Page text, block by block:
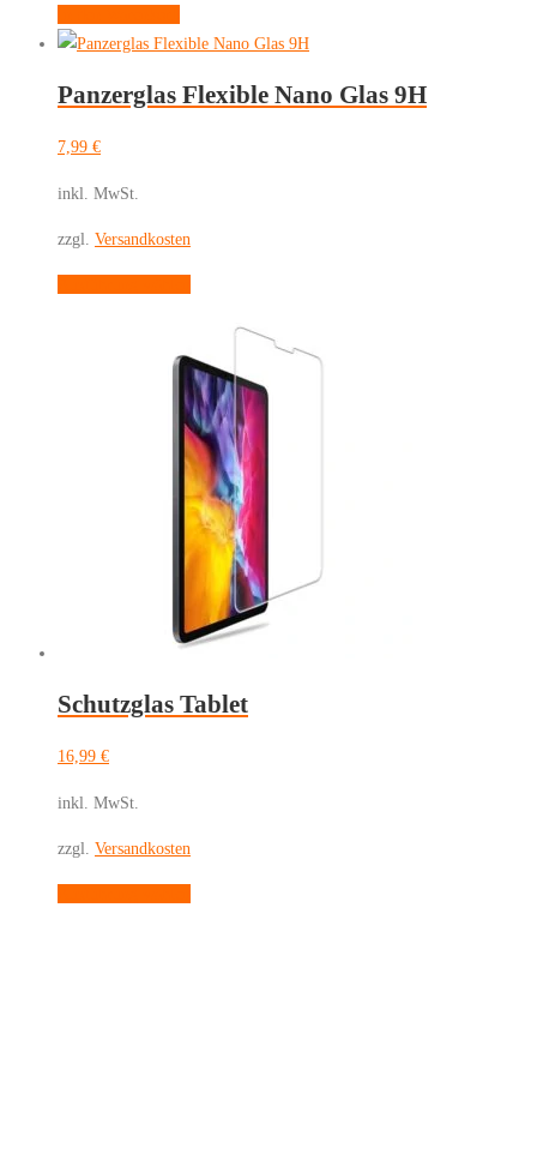
Panzerglas Flexible Nano Glas 9H
7,99 €
inkl. MwSt.
zzgl. Versandkosten
mehrere
Varianten
auf.
Die
Optionen
können
auf
Produktseite
gewählt
Schutzglas Tablet
16,99 €
inkl. MwSt.
zzgl. Versandkosten